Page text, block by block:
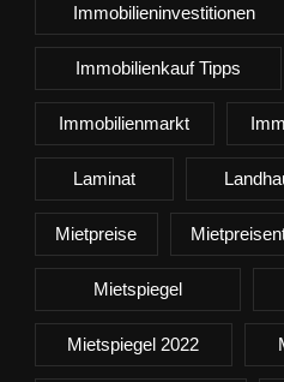
Immobilieninvestitionen
Immobilienkauf Tipps
Immobilienmarkt
Laminat
Mietpreise
Mietspiegel
Mietspiegel 2022